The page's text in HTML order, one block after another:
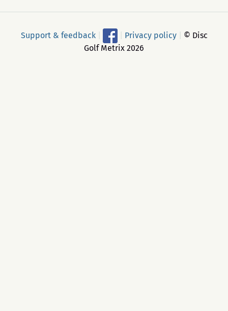
Support & feedback Privacy policy
© Disc
Golf Metrix 2026